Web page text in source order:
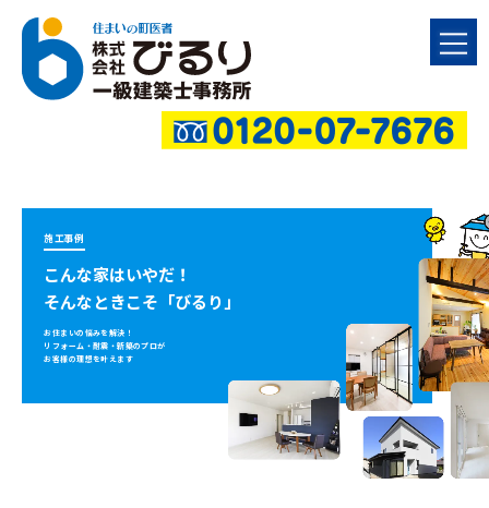
施工事例
こんな家はいやだ！
そんなときこそ「びるり」
お住まいの悩みを解決！
リフォーム・耐震・新築のプロが
お客様の理想を叶えます